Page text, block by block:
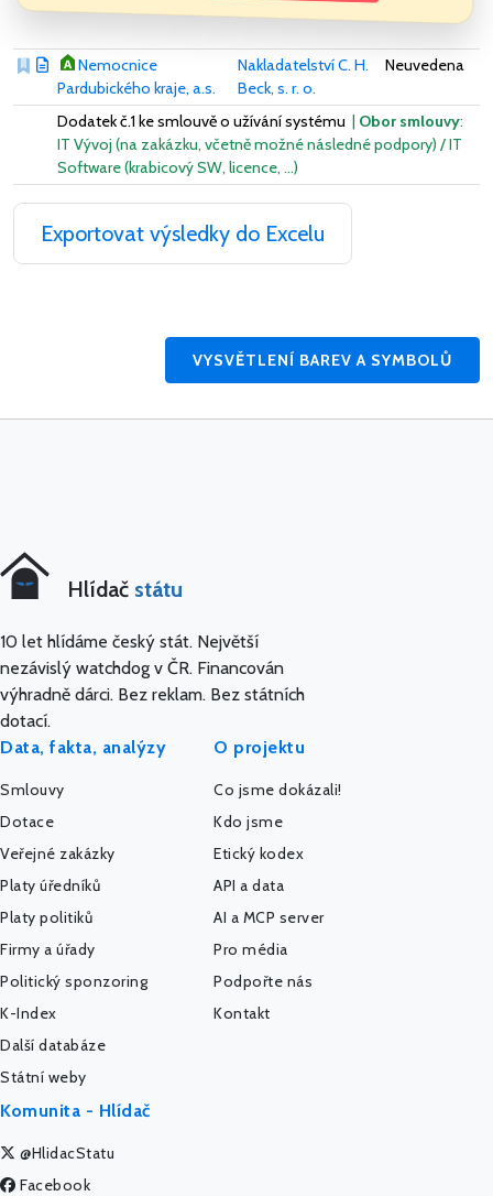
Nemocnice
Pardubického kraje, a.s.
Nakladatelství C. H.
Beck, s. r. o.
Neuvedena
Dodatek č.1 ke smlouvě o užívání systému | Obor smlouvy:
IT Vývoj (na zakázku, včetně možné následné podpory) / IT
Software (krabicový SW, licence, …)
Exportovat výsledky do Excelu
VYSVĚTLENÍ BAREV A SYMBOLŮ
Hlídač státu
10 let hlídáme český stát. Největší
nezávislý watchdog v ČR. Financován
výhradně dárci. Bez reklam. Bez státních
dotací.
Data, fakta, analýzy
Smlouvy
Dotace
Veřejné zakázky
Platy úředníků
Platy politiků
Firmy a úřady
Politický sponzoring
K-Index
Další databáze
Státní weby
O projektu
Co jsme dokázali!
Kdo jsme
Etický kodex
API a data
AI a MCP server
Pro média
Podpořte nás
Kontakt
Komunita - Hlídač
@HlidacStatu
Facebook